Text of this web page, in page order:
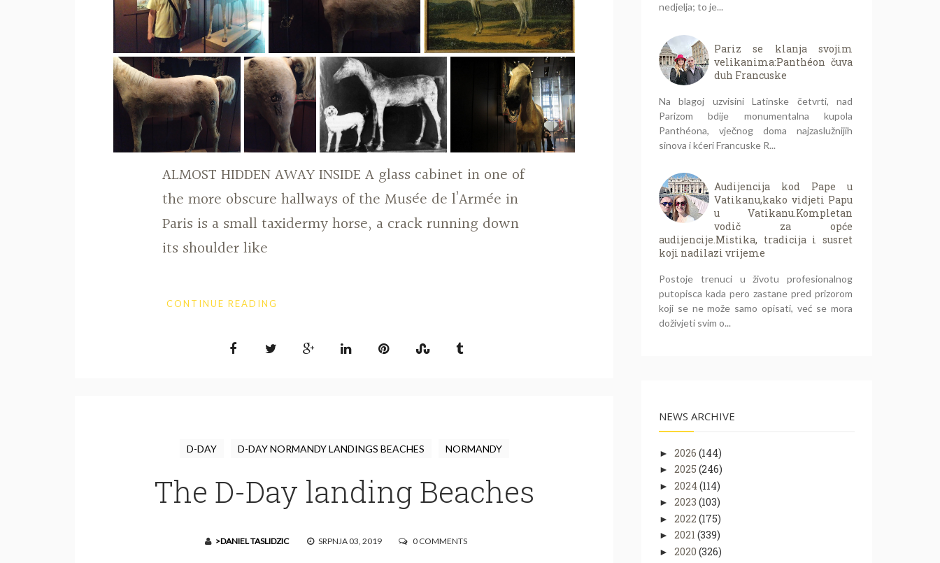
ALMOST HIDDEN AWAY INSIDE A glass cabinet in one of
the more obscure hallways of the Musée de l’Armée in
Paris is a small taxidermy horse, a crack running down
its shoulder like
CONTINUE READING
D-DAY D-DAY NORMANDY LANDINGS BEACHES NORMANDY
The D-Day landing Beaches
>DANIEL TASLIDZIC SRPNJA 03, 2019 0 COMMENTS
nedjelja; to je...
Pariz se klanja svojim
velikanima:Panthéon čuva
duh Francuske
Na blagoj uzvisini Latinske četvrti, nad
Parizom bdije monumentalna kupola
Panthéona, vječnog doma najzaslužnijih
sinova i kćeri Francuske R...
Audijencija kod Pape u
Vatikanu,kako vidjeti Papu
u Vatikanu.Kompletan
vodič za opće
audijencije.Mistika, tradicija i susret
koji nadilazi vrijeme
Postoje trenuci u životu profesionalnog
putopisca kada pero zastane pred prizorom
koji se ne može samo opisati, već se mora
doživjeti svim o...
NEWS ARCHIVE
► 2026 (144)
► 2025 (246)
► 2024 (114)
► 2023 (103)
► 2022 (175)
► 2021 (339)
► 2020 (326)